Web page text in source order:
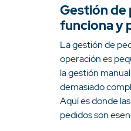
Gestión de
funciona y
La gestión de
operación es
la gestión
demasiado
Aquí es donde
pedidos son